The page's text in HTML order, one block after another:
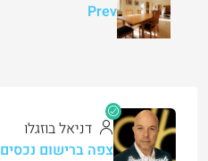
Prev
דניאל בוזגלו
צפה ברישום נכסים